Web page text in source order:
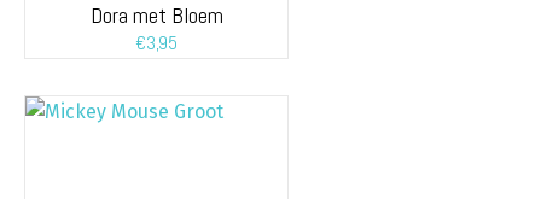
Dora met Bloem
€3,95